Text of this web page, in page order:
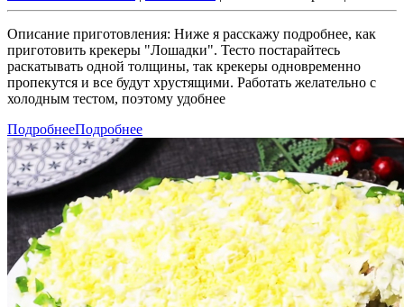
Описание приготовления: Ниже я расскажу подробнее, как
приготовить крекеры "Лошадки". Тесто постарайтесь
раскатывать одной толщины, так крекеры одновременно
пропекутся и все будут хрустящими. Работать желательно с
холодным тестом, поэтому удобнее
ПодробнееПодробнее